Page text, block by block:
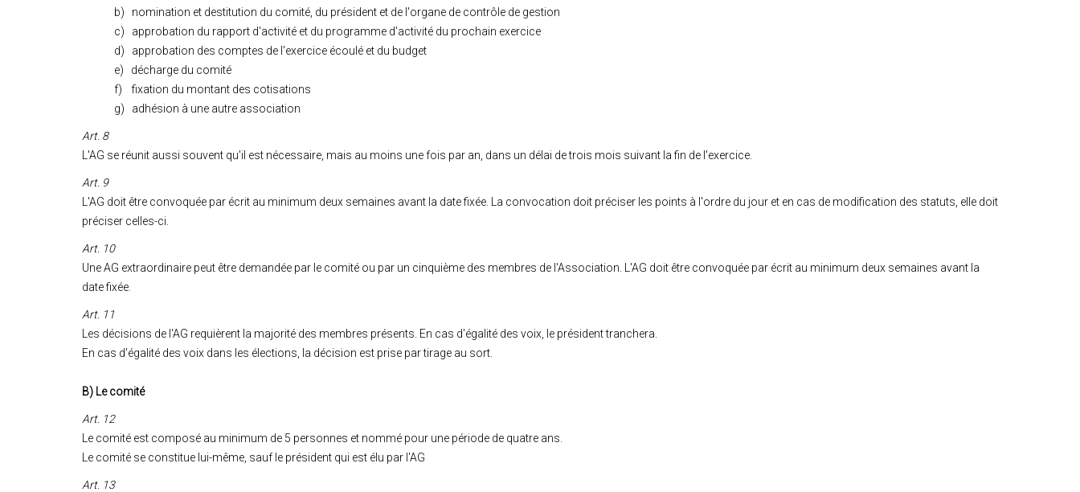
b) nomination et destitution du comité, du président et de l'organe de contrôle de gestion
c) approbation du rapport d'activité et du programme d'activité du prochain exercice
d) approbation des comptes de l'exercice écoulé et du budget
e) décharge du comité
f) fixation du montant des cotisations
g) adhésion à une autre association
Art. 8
L'AG se réunit aussi souvent qu'il est nécessaire, mais au moins une fois par an, dans un délai de trois mois suivant la fin de l'exercice.
Art. 9
L'AG doit être convoquée par écrit au minimum deux semaines avant la date fixée. La convocation doit préciser les points à l'ordre du jour et en cas de modification des statuts, elle doit
préciser celles-ci.
Art. 10
Une AG extraordinaire peut être demandée par le comité ou par un cinquième des membres de l'Association. L'AG doit être convoquée par écrit au minimum deux semaines avant la
date fixée.
Art. 11
Les décisions de l'AG requièrent la majorité des membres présents. En cas d'égalité des voix, le président tranchera.
En cas d'égalité des voix dans les élections, la décision est prise par tirage au sort.
B) Le comité
Art. 12
Le comité est composé au minimum de 5 personnes et nommé pour une période de quatre ans.
Le comité se constitue lui-même, sauf le président qui est élu par l'AG
Art. 13